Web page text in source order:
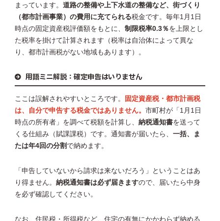
まっています。 道路の整備や上下水道の整備など、街づくり
（都市計画事業）の費用に充てられる税金です。毎年1月1日
時点の固定資産税評価額をもとに、 制限税率0.3％を上限とし
た税率を掛けて計算されます（税率は自治体によって異な
り、都市計画税がない地域もあります）。
用語ミニ解説：確定申告はいりません
ここは誤解されやすいところです。
固定資産税・都市計画税
は、自分で申告する税金ではありません。 市町村が「1月1日
時点の所有者」を調べて税額を計算し、 納税通知書を送って
くる仕組み（賦課課税）です。通知書が届いたら、 一括、ま
たは年4回の分割 で納めます。
「申告していないから請求は来ないだろう」ということはあ
り得ません。 納税通知書は必ず届きますので、届いたら中身
を必ず確認してください。
なお、住民税・所得税など、住宅の有無にかかわらず納める